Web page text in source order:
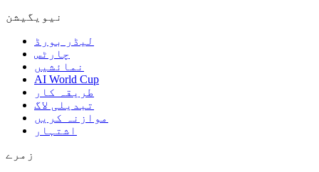
نیویگیشن
لیڈر بورڈ
چارٹس
نمائشیں
AI World Cup
طریقہ کار
تبدیلی لاگ
موازنہ کریں
اشتہار
زمرے